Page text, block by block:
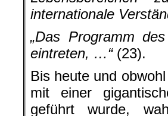
internationale
„Das Programm
eintreten, …“(23).
Bis heute und
mit einer
geführt wurde,